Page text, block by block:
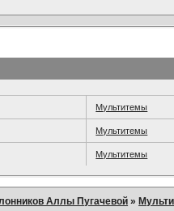
Мультитемы
Мультитемы
Мультитемы
Аллы Пугачевой »